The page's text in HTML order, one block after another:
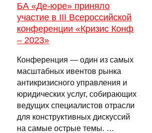
БА «Де-юре» приняло
участие в III Всероссийской
конференции «Кризис Конф
– 2023»
Конференция — один из самых
масштабных ивентов рынка
антикризисного управления и
юридических услуг, собирающих
ведущих специалистов отрасли
для конструктивных дискуссий
на самые острые темы. …